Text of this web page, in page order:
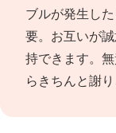
ブルが発生し
要。お互いが
持できます。
らきちんと謝